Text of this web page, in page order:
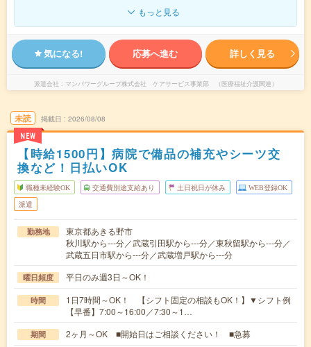
もっと見る
気になる! 応募へ進む 詳しく見る
派遣会社 マンパワーグループ株式会社 ケアサービス事業部 （医療福祉介護関連）
未読
NEW
掲載日 2026/08/08
【時給1500円】病院で備品の補充やシーツ交
換など！日払いOK
職種未経験OK 交通費別途支給あり 土日祝日が休み WEB登録OK
派遣
勤務地
東京都あきる野市
秋川駅から---分／武蔵引田駅から---分／東秋留駅から---分／
武蔵五日市駅から---分／武蔵増戸駅から---分
曜日頻度 平日のみ週3日～OK！
時間
1日7時間～OK！ 【シフト固定の相談もOK！】▼シフト例
【早番】7:00～16:00／7:30～1…
期間 2ヶ月～OK ■開始日はご相談ください！ ■急募